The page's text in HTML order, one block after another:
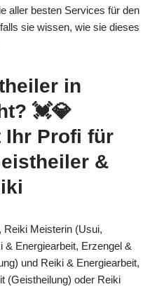
aller besten Services für den
sie wissen, wie sie dieses
in
💓️💎
Ihr Profi für
&
Reiki Meisterin (Usui,
& Energiearbeit, Erzengel &
und Reiki & Energiearbeit,
(Geistheilung) oder Reiki